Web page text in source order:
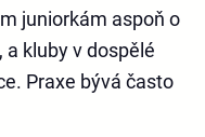
juniorkám aspoň o
kluby v dospělé
Praxe bývá často